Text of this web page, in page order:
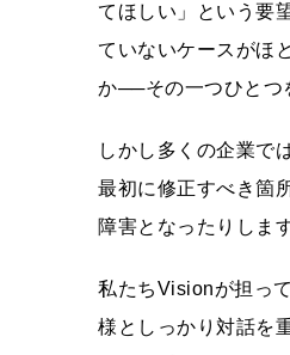
てほしい」という要
ていないケースがほ
か──その⼀つひとつ
しかし多くの企業で
最初に修正すべき箇
障害となったりします
私たちVisionが担っ
様としっかり対話を